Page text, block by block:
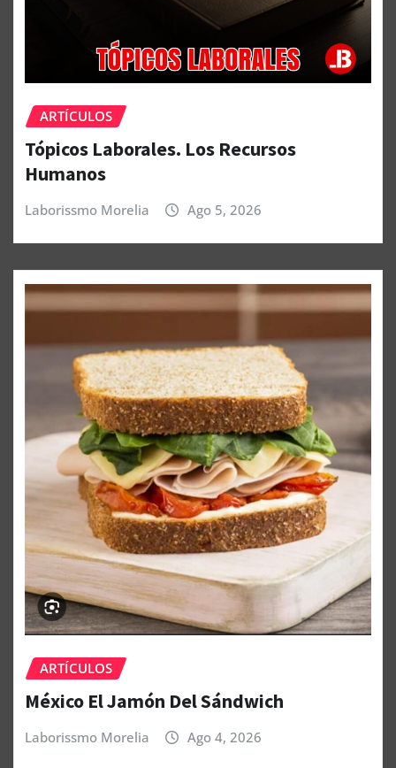
ARTÍCULOS
Tópicos Laborales. Los Recursos
Humanos
Laborissmo Morelia Ago 5, 2026
ARTÍCULOS
México El Jamón Del Sándwich
Laborissmo Morelia Ago 4, 2026